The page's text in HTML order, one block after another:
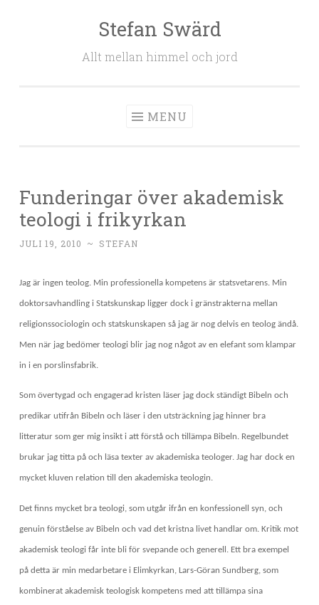
Stefan Swärd
Allt mellan himmel och jord
MENU
Funderingar över akademisk
teologi i frikyrkan
JULI 19, 2010 ~ STEFAN
Jag är ingen teolog. Min professionella kompetens är statsvetarens. Min
doktorsavhandling i Statskunskap ligger dock i gränstrakterna mellan
religionssociologin och statskunskapen så jag är nog delvis en teolog ändå.
Men när jag bedömer teologi blir jag nog något av en elefant som klampar
in i en porslinsfabrik.
Som övertygad och engagerad kristen läser jag dock ständigt Bibeln och
predikar utifrån Bibeln och läser i den utsträckning jag hinner bra
litteratur som ger mig insikt i att förstå och tillämpa Bibeln. Regelbundet
brukar jag titta på och läsa texter av akademiska teologer. Jag har dock en
mycket kluven relation till den akademiska teologin.
Det finns mycket bra teologi, som utgår ifrån en konfessionell syn, och
genuin förståelse av Bibeln och vad det kristna livet handlar om. Kritik mot
akademisk teologi får inte bli för svepande och generell. Ett bra exempel
på detta är min medarbetare i Elimkyrkan, Lars-Göran Sundberg, som
kombinerat akademisk teologisk kompetens med att tillämpa sina